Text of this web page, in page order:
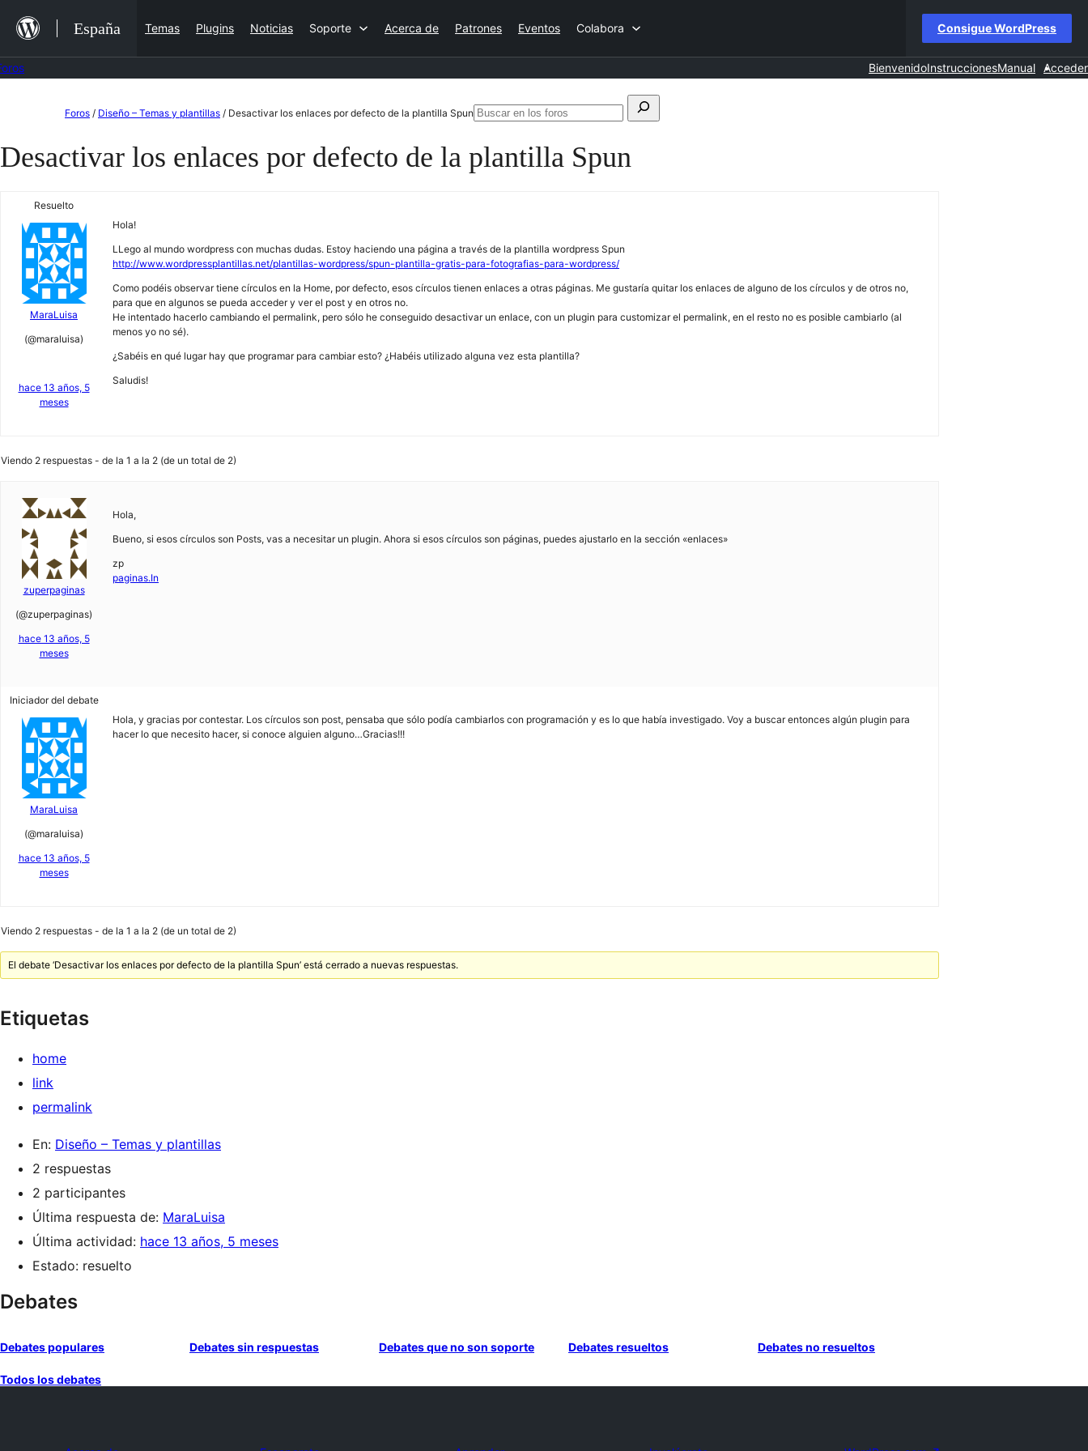
contenido
España Temas Plugins Noticias Soporte Acerca de Patrones Eventos Colabora Consigue WordPress
BienvenidoInstruccionesManual Acceder
contenido
Foros / Diseño – Temas y plantillas / Desactivar los enlaces por defecto de la plantilla SpunBuscar:
Buscar
Desactivar los enlaces por defecto de la plantilla Spun
Resuelto
MaraLuisa
(@maraluisa)
hace 13 años, 5
meses
Hola!
LLego al mundo wordpress con muchas dudas. Estoy haciendo una página a través de la plantilla wordpress Spun
http://www.wordpressplantillas.net/plantillas-wordpress/spun-plantilla-gratis-para-fotografias-para-wordpress/
Como podéis observar tiene círculos en la Home, por defecto, esos círculos tienen enlaces a otras páginas. Me gustaría quitar los enlaces de alguno de los círculos y de otros no,
para que en algunos se pueda acceder y ver el post y en otros no.
He intentado hacerlo cambiando el permalink, pero sólo he conseguido desactivar un enlace, con un plugin para customizar el permalink, en el resto no es posible cambiarlo (al
menos yo no sé).
¿Sabéis en qué lugar hay que programar para cambiar esto? ¿Habéis utilizado alguna vez esta plantilla?
Saludis!
Viendo 2 respuestas - de la 1 a la 2 (de un total de 2)
zuperpaginas
(@zuperpaginas)
hace 13 años, 5
meses
Hola,
Bueno, si esos círculos son Posts, vas a necesitar un plugin. Ahora si esos círculos son páginas, puedes ajustarlo en la sección «enlaces»
zp
paginas.In
Iniciador del debate
MaraLuisa
(@maraluisa)
hace 13 años, 5
meses
Hola, y gracias por contestar. Los círculos son post, pensaba que sólo podía cambiarlos con programación y es lo que había investigado. Voy a buscar entonces algún plugin para
hacer lo que necesito hacer, si conoce alguien alguno…Gracias!!!
Viendo 2 respuestas - de la 1 a la 2 (de un total de 2)
El debate ‘Desactivar los enlaces por defecto de la plantilla Spun’ está cerrado a nuevas respuestas.
Etiquetas
home
link
permalink
En: Diseño – Temas y plantillas
2 respuestas
2 participantes
Última respuesta de: MaraLuisa
Última actividad: hace 13 años, 5 meses
Estado: resuelto
Debates
Debates populares Debates sin respuestas Debates que no son soporte Debates resueltos Debates no resueltos
Todos los debates